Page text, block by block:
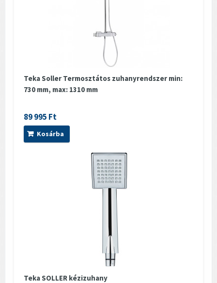
Teka Soller Termosztátos zuhanyrendszer min:
730 mm, max: 1310 mm
89 995 Ft
Kosárba
Teka SOLLER kézizuhany